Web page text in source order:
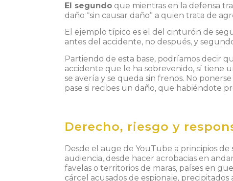
El segundo que mientras en la defensa
daño “sin causar daño” a quien trata de
El ejemplo típico es el del cinturón de
antes del accidente, no después, y
Partiendo de esta base, podríamos decir
accidente que le ha sobrevenido, sí tiene
se avería y se queda sin frenos. No
pase si recibes un daño, que habiéndote
Derecho, riesgo y
Desde el auge de YouTube a principios de
audiencia, desde hacer acrobacias en
favelas o territorios de maras, países en
cárcel acusados de espionaje,